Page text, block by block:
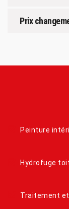
Prix
Peinture
Hydrofuge
Traitement